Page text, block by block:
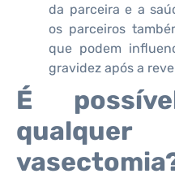
da parceira e a
os parceiros
que podem
gravidez após a
É